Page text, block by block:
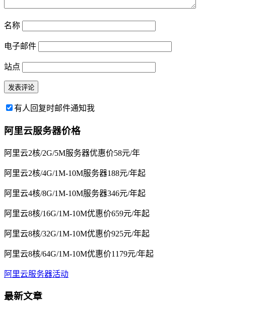
名称
电子邮件
站点
有人回复时邮件通知我
阿里云服务器价格
阿里云2核/2G/5M服务器优惠价58元/年
阿里云2核/4G/1M-10M服务器188元/年起
阿里云4核/8G/1M-10M服务器346元/年起
阿里云8核/16G/1M-10M优惠价659元/年起
阿里云8核/32G/1M-10M优惠价925元/年起
阿里云8核/64G/1M-10M优惠价1179元/年起
阿里云服务器活动
最新文章